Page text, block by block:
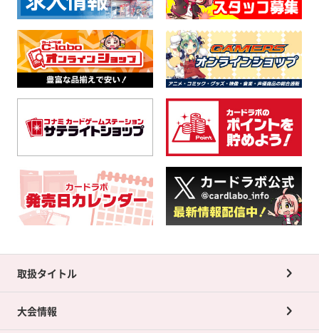
取扱タイトル
大会情報